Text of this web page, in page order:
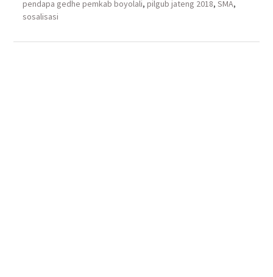
pendapa gedhe pemkab boyolali, pilgub jateng 2018, SMA,
sosalisasi